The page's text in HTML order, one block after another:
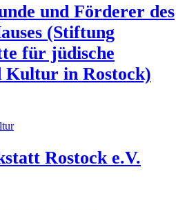
und Förderer des
(Stiftung
für jüdische
Kultur in Rostock)
Rostock e.V.